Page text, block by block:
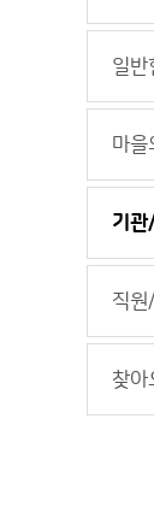
일반
마을
기관
직원
찾아